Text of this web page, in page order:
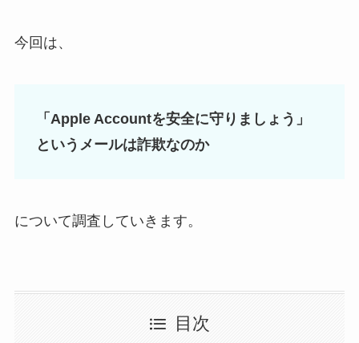
今回は、
「Apple Accountを安全に守りましょう」
というメールは詐欺なのか
について調査していきます。
目次